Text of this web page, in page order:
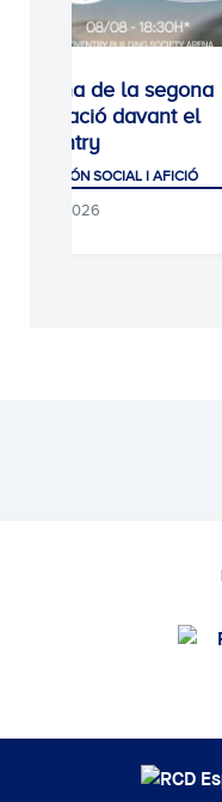
Estrena de la segona
equipació davant el
Coventry
CLUB, MÓN SOCIAL I AFICIÓ
06/08/2026